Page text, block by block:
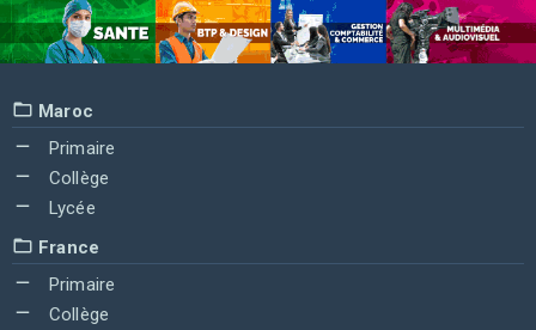
Maroc
Primaire
Collège
Lycée
France
Primaire
Collège